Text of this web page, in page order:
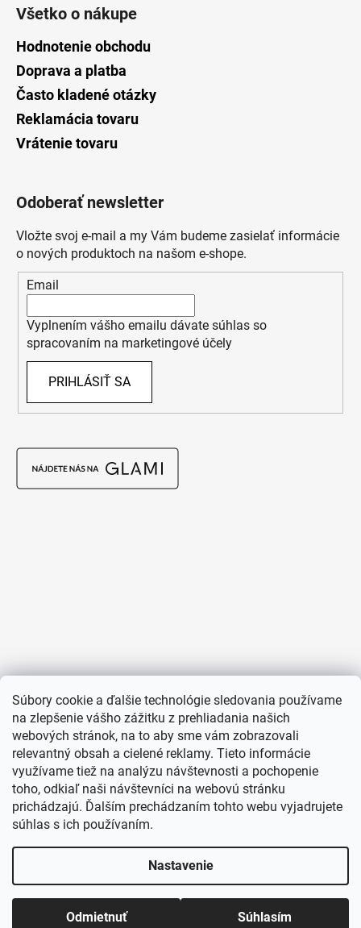
Súbory cookie a ďalšie technológie sledovania používame
na zlepšenie vášho zážitku z prehliadania našich
webových stránok, na to aby sme vám zobrazovali
relevantný obsah a cielené reklamy. Tieto informácie
využívame tiež na analýzu návštevnosti a pochopenie
toho, odkiaľ naši návštevníci na webovú stránku
prichádzajú. Ďalším prechádzaním tohto webu vyjadrujete
súhlas s ich používaním.
Nastavenie
Odmietnuť Súhlasím
Všetko o nákupe
Hodnotenie obchodu
Doprava a platba
Často kladené otázky
Reklamácia tovaru
Vrátenie tovaru
Odoberať newsletter
Vložte svoj e-mail a my Vám budeme zasielať informácie
o nových produktoch na našom e-shope.
Email
Vyplnením vášho emailu dávate súhlas so
spracovaním na marketingové účely
PRIHLÁSIŤ SA